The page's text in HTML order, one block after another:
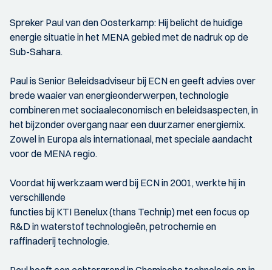
Spreker Paul van den Oosterkamp: Hij belicht de huidige
energie situatie in het MENA gebied met de nadruk op de
Sub-Sahara.
Paul is Senior Beleidsadviseur bij ECN en geeft advies over
brede waaier van energieonderwerpen, technologie
combineren met sociaaleconomisch en beleidsaspecten, in
het bijzonder overgang naar een duurzamer energiemix.
Zowel in Europa als internationaal, met speciale aandacht
voor de MENA regio.
Voordat hij werkzaam werd bij ECN in 2001, werkte hij in
verschillende
functies bij KTI Benelux (thans Technip) met een focus op
R&D in waterstof technologieën, petrochemie en
raffinaderij technologie.